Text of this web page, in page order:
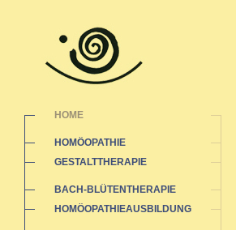
HOME
HOMÖOPATHIE
GESTALTTHERAPIE
BACH-BLÜTENTHERAPIE
HOMÖOPATHIEAUSBILDUNG